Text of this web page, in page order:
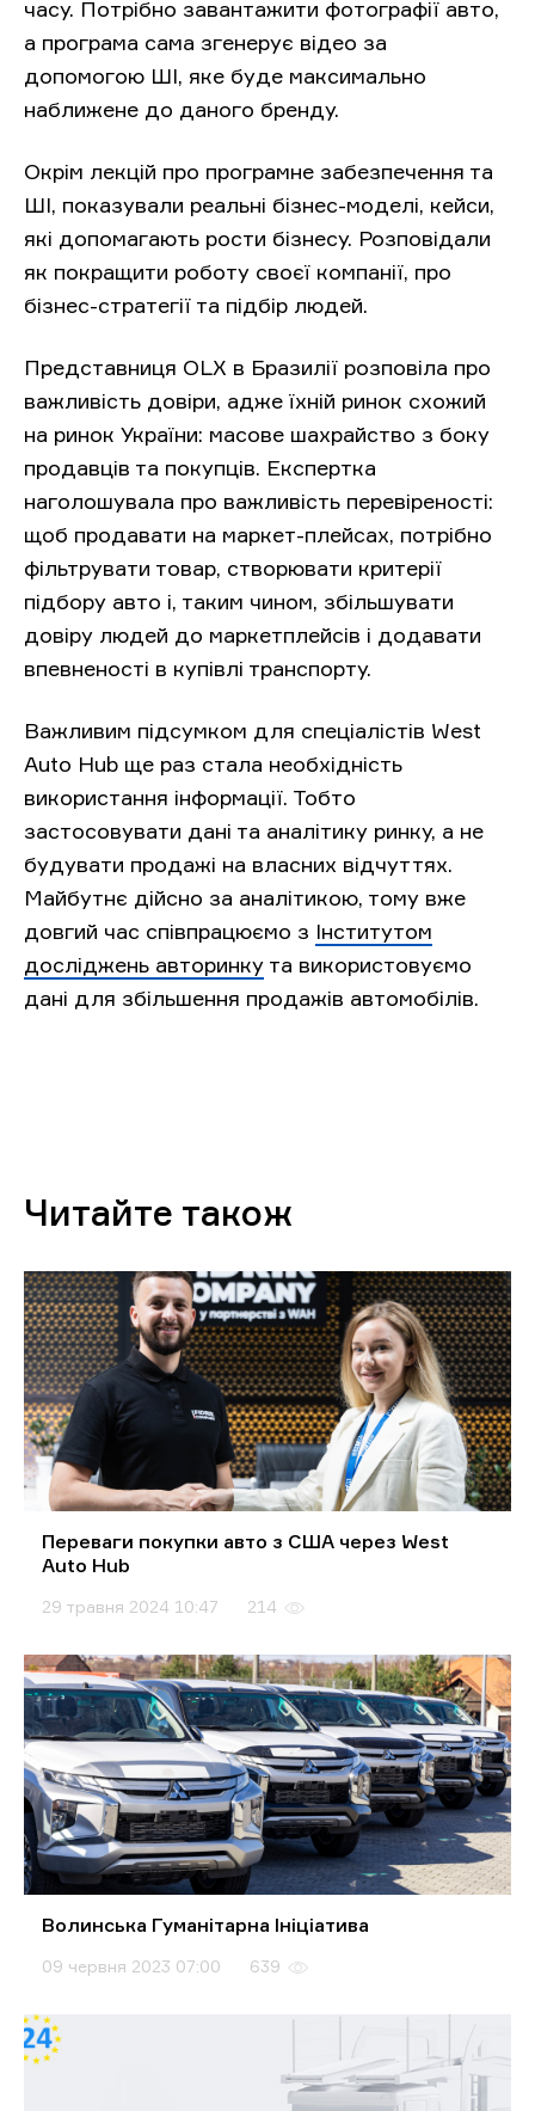
часу. Потрібно завантажити фотографії авто,
а програма сама згенерує відео за
допомогою ШІ, яке буде максимально
наближене до даного бренду.
Окрім лекцій про програмне забезпечення та
ШІ, показували реальні бізнес-моделі, кейси,
які допомагають рости бізнесу. Розповідали
як покращити роботу своєї компанії, про
бізнес-стратегії та підбір людей.
Представниця OLX в Бразилії розповіла про
важливість довіри, адже їхній ринок схожий
на ринок України: масове шахрайство з боку
продавців та покупців. Експертка
наголошувала про важливість перевіреності:
щоб продавати на маркет-плейсах, потрібно
фільтрувати товар, створювати критерії
підбору авто і, таким чином, збільшувати
довіру людей до маркетплейсів і додавати
впевненості в купівлі транспорту.
Важливим підсумком для спеціалістів West
Auto Hub ще раз стала необхідність
використання інформації. Тобто
застосовувати дані та аналітику ринку, а не
будувати продажі на власних відчуттях.
Майбутнє дійсно за аналітикою, тому вже
довгий час співпрацюємо з Інститутом
досліджень авторинку та використовуємо
дані для збільшення продажів автомобілів.
Читайте також
Переваги покупки авто з США через West
Auto Hub
29 травня 2024 10:47 214
Волинська Гуманітарна Ініціатива
09 червня 2023 07:00 639